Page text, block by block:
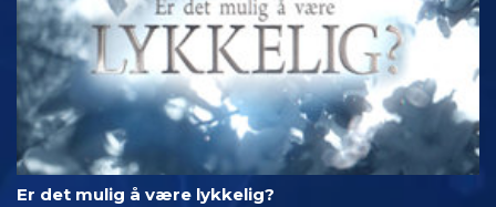
Er det mulig å være lykkelig?